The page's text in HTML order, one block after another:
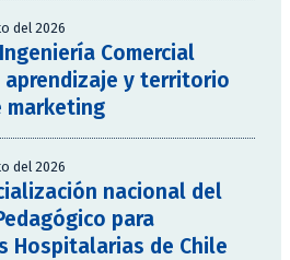
del 2026
Comercial
aprendizaje y territorio
marketing
del 2026
nacional del
para
Hospitalarias de Chile